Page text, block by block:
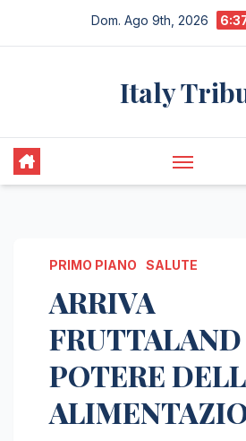
Dom. Ago 9th, 2026
Italy
PRIMO PIANO SALUTE
ARRIVA
POTERE